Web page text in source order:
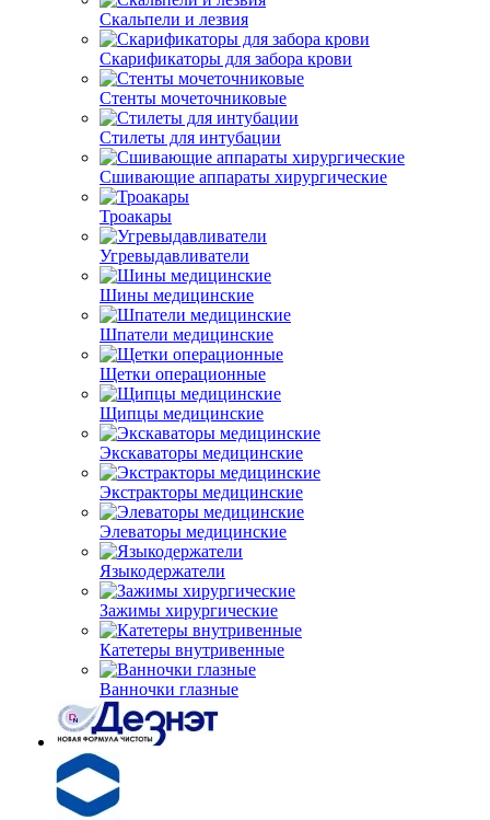
Скальпели и лезвия
Скарификаторы для забора крови
Стенты мочеточниковые
Стилеты для интубации
Сшивающие аппараты хирургические
Троакары
Угревыдавливатели
Шины медицинские
Шпатели медицинские
Щетки операционные
Щипцы медицинские
Экскаваторы медицинские
Экстракторы медицинские
Элеваторы медицинские
Языкодержатели
Зажимы хирургические
Катетеры внутривенные
Ванночки глазные